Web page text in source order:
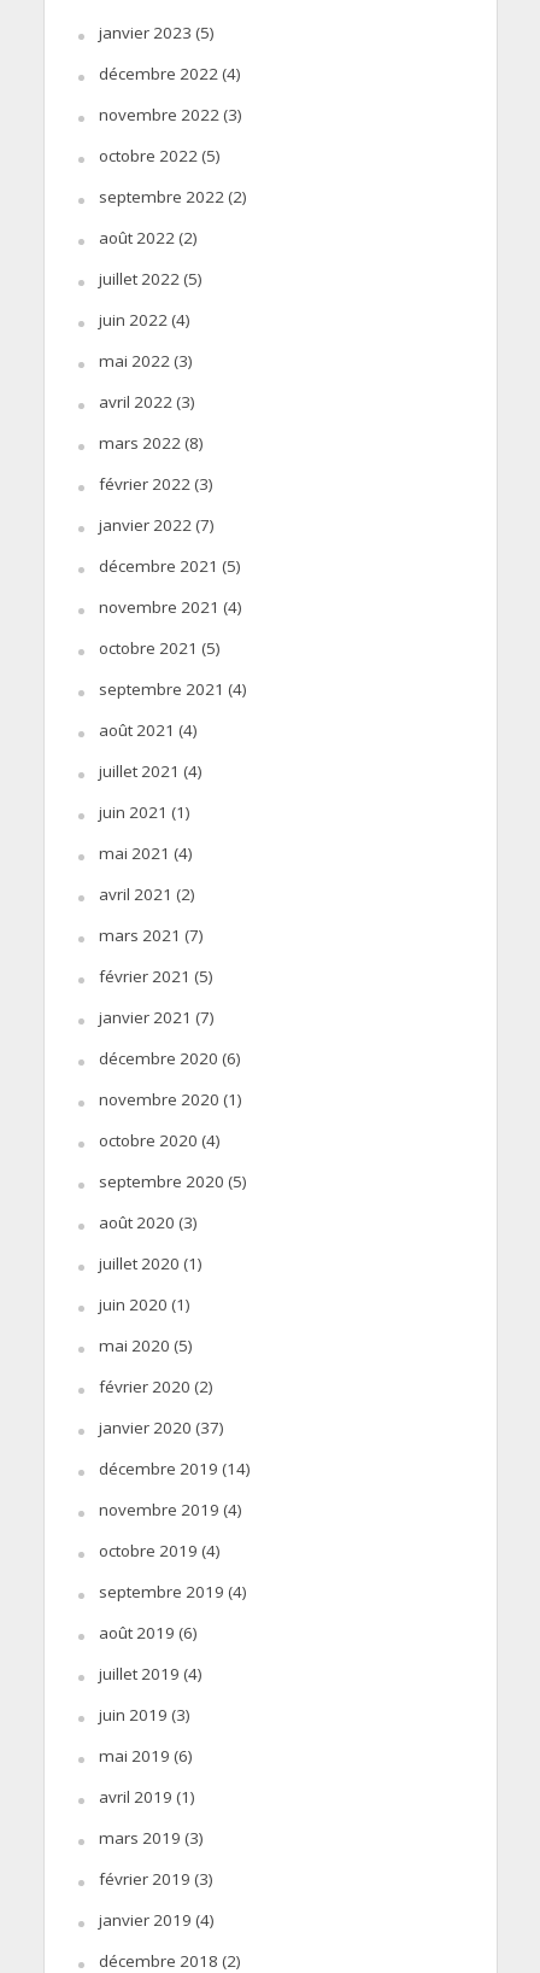
janvier 2023 (5)
décembre 2022 (4)
novembre 2022 (3)
octobre 2022 (5)
septembre 2022 (2)
août 2022 (2)
juillet 2022 (5)
juin 2022 (4)
mai 2022 (3)
avril 2022 (3)
mars 2022 (8)
février 2022 (3)
janvier 2022 (7)
décembre 2021 (5)
novembre 2021 (4)
octobre 2021 (5)
septembre 2021 (4)
août 2021 (4)
juillet 2021 (4)
juin 2021 (1)
mai 2021 (4)
avril 2021 (2)
mars 2021 (7)
février 2021 (5)
janvier 2021 (7)
décembre 2020 (6)
novembre 2020 (1)
octobre 2020 (4)
septembre 2020 (5)
août 2020 (3)
juillet 2020 (1)
juin 2020 (1)
mai 2020 (5)
février 2020 (2)
janvier 2020 (37)
décembre 2019 (14)
novembre 2019 (4)
octobre 2019 (4)
septembre 2019 (4)
août 2019 (6)
juillet 2019 (4)
juin 2019 (3)
mai 2019 (6)
avril 2019 (1)
mars 2019 (3)
février 2019 (3)
janvier 2019 (4)
décembre 2018 (2)